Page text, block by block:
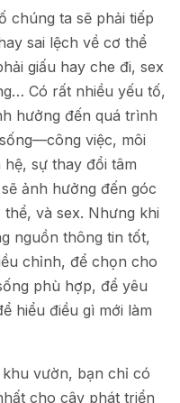
chúng ta sẽ phải tiếp
sai lệch về cơ thể
giấu hay che đi, sex
Có rất nhiều yếu tố,
hưởng đến quá trình
việc, môi
sự thay đổi tâm
ảnh hưởng đến góc
và sex. Nhưng khi
nguồn thông tin tốt,
chỉnh, để chọn cho
phù hợp, để yêu
hiểu điều gì mới làm
vườn, bạn chỉ có
cho cây phát triển